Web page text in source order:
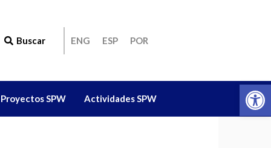
Buscar ENG ESP POR
Proyectos SPW Actividades SPW